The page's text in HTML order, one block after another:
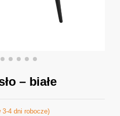
– białe
3-4 dni robocze)